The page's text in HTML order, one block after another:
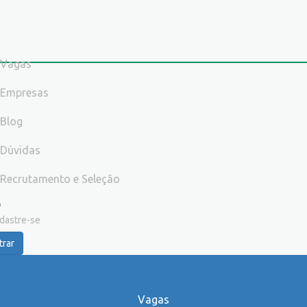
Vagas
Empresas
Blog
Dúvidas
Recrutamento e Seleção
se
Vagas